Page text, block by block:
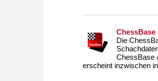
ChessBase
Die
ChessBase
erscheint inzwischen